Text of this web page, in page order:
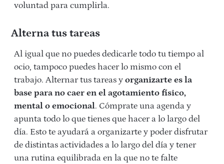
voluntad para cumplirla.
Alterna tus tareas
Al igual que no puedes dedicarle todo tu tiempo al
ocio, tampoco puedes hacer lo mismo con el
trabajo. Alternar tus tareas y organizarte es la
base para no caer en el agotamiento físico,
mental o emocional. Cómprate una agenda y
apunta todo lo que tienes que hacer a lo largo del
día. Esto te ayudará a organizarte y poder disfrutar
de distintas actividades a lo largo del día y tener
una rutina equilibrada en la que no te falte